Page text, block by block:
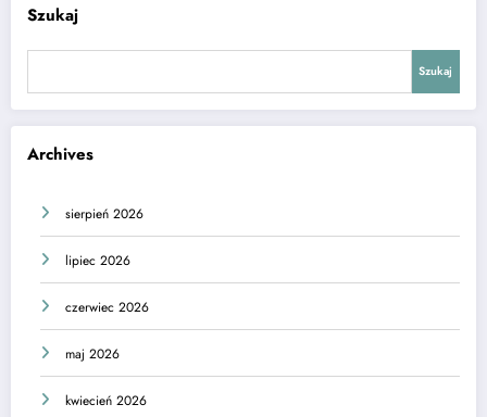
Szukaj
Szukaj
Archives
sierpień 2026
lipiec 2026
czerwiec 2026
maj 2026
kwiecień 2026